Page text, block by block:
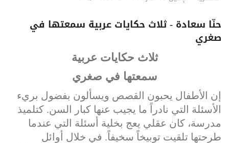
حنّا سعادة - ثلاث حكايات عربية سمعتها في
صغري
ثلاث حكايات عربية
سمعتها في صغري
إن الأطفال يحبون القصص ويسألون بفضول بريء
الأسئلة التي نادراً ما يجيب عنها كبار السن. كتلميذ
مدرسة، كان عقلي يعج بخلية أسئلة التي عندما
طرحتها تلقيت توبيخاً سخيفاً. في خلال أوائل